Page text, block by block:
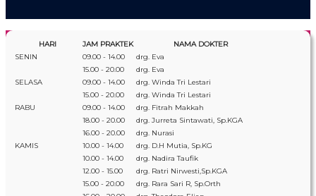
HARI JAM PRAKTEK
NAMA DOKTER
SENIN
09.00 - 14.00
drg. Eva
15.00 - 20.00
drg. Eva
SELASA
09.00 - 14.00
drg. Winda Tri Lestari
15.00 - 20.00
drg. Winda Tri Lestari
RABU
09.00 - 14.00
drg. Fitrah Makkah
18.00 - 20.00
drg. Jurreta Sintawati, Sp.KGA
16.00 - 20.00
drg. Nurasi
KAMIS
10.00 - 14.00
drg. D.H Mutia, Sp.KG
10.00 - 14.00
drg. Nadira Taufik
12.00 - 15.00
drg. Ratri Nirwesti,Sp.KGA
15.00 - 20.00
drg. Rara Sari R, Sp.Orth